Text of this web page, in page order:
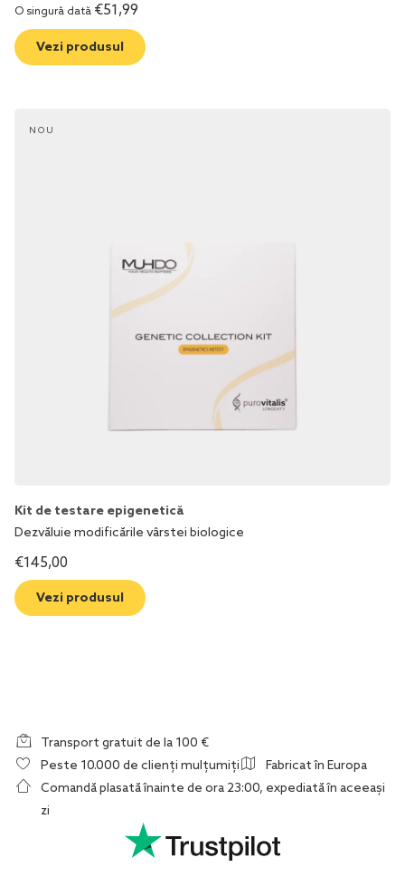
O singură dată €51,99
Vezi produsul
NOU
Kit de testare epigenetică
Dezvăluie modificările vârstei biologice
€145,00
Vezi produsul
Transport gratuit de la 100 €
Peste 10.000 de clienți mulțumiți
Fabricat în Europa
Comandă plasată înainte de ora 23:00, expediată în aceeași
zi